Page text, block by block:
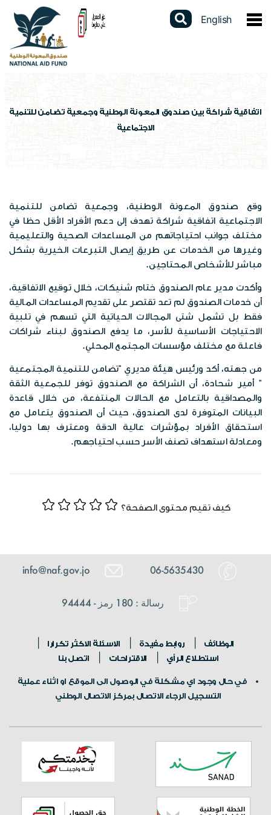
برامج الصندوق
مكاتب الصندوق
الخطط الاستراتيجية
الشركاء الاستراتيجين
مبادرات الصندوق
قصص نجاح
اتصل بنا
دليل الخدمات
شهادة لمن يهمه الأمر
فتح محفظة الكترونية
المشاركات الالكترونية
الشكاوى الإلكترونية
تقييم الخدمة
الإستبيانات
دراسات وابحاث
احصاءات وبيانات
الخرائط الرقمية
موزانة صندوق المعونة الوطنية
تقارير مدقق الحسابات الختامية
عن السجل
المركز الاعلامي
الاخبار
الفعاليات
البوم الصور
المكتبة المرئية
المواد الاعلامية
النشرات المعرفية
بروشورات
العطاءات
وظائف شاغرة
English
اتفاقية شراكة بين صندوق المعونة الوطنية وجمعية تضامن للتنمية
الاجتماعية
وقع صندوق المعونة الوطنية، وجمعية تضامن للتنمية
الاجتماعية اتفاقية شراكة تهدف إلى دعم الأفراد الأقل حظا في
مختلف جوانب احتياجاتهم من المساعدات الصحية والتعليمية
وغيرها من الخدمات عن طريق إيصال التبرعات الخيرية بشكل
مباشر للأشخاص المحتاجين.
وأكدت مدير عام الصندوق ختام شنيكات، خلال توقيع الاتفاقية،
أن خدمات الصندوق لم تعد تقتصر على تقديم المساعدات المالية
فقط بل تشمل شتى المجالات الحياتية التي تسهم في تلبية
الاحتياجات الأساسية للأسر، ما يدفع الصندوق لبناء شراكات
فاعلة مع مختلف مؤسسات المجتمع المحلي.
من جهته، أكد ورئيس هيئة مديري "تضامن للتنمية المجتمعية
" أمير شحادة، أن الشراكة مع الصندوق توفر للجمعية الثقة
والمصداقية بالتعامل مع الحالات المنتفعة، من خلال قاعدة
البيانات المتوفرة لدى الصندوق، حيث أن الصندوق يتعامل مع
استحقاق الأفراد بمؤشرات عالية الدقة ومعترف بها دوليا،
ومعادلة استهداف تصنف الأسر حسب احتياجهم.
كيف تقيم محتوى الصفحة؟
06-5635430
رسالة : 180 رمز - 94444
الوظائف روابط مفيدة
الاسئلة الاكثر تكرارا
استطلاع الرأي
الاقتراحات اتصل بنا
في حال وجود اي مشكلة في الوصول الى الموقع او اثناء عملية
التسجيل الرجاء الاتصال بمركز الاتصال الوطني